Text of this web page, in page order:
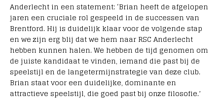
Anderlecht in een statement: ‘Brian heeft de afgelopen
jaren een cruciale rol gespeeld in de successen van
Brentford. Hij is duidelijk klaar voor de volgende stap
en we zijn erg blij dat we hem naar RSC Anderlecht
hebben kunnen halen. We hebben de tijd genomen om
de juiste kandidaat te vinden, iemand die past bij de
speelstijl en de langetermijnstrategie van deze club.
Brian staat voor een duidelijke, dominante en
attractieve speelstijl, die goed past bij onze filosofie.’